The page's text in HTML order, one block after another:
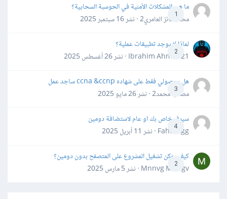
1
ما هي المشكلات الأمنية في الحوسبة السحابية؟
محمد فائز العامري2 · نشر
16 سبتمبر 2025
2
لماذا لا يوجد تطبيقات عملية؟
Ibrahim Ahmed21 · نشر
26 أغسطس 2025
3
هل بحصولي فقط على شهاده ccna &ccnp ساجد عمل
مصعب محمد2 · نشر
26 مايو 2025
4
سيرفر خاص بك او عام لاستضافة دومين
Fahd Ggg · نشر
11 أبريل 2025
2
كيف يمكن تشغيل المشروع على المتصفح بدون دومين؟
Mnnvg Mnbgv · نشر
5 مارس 2025